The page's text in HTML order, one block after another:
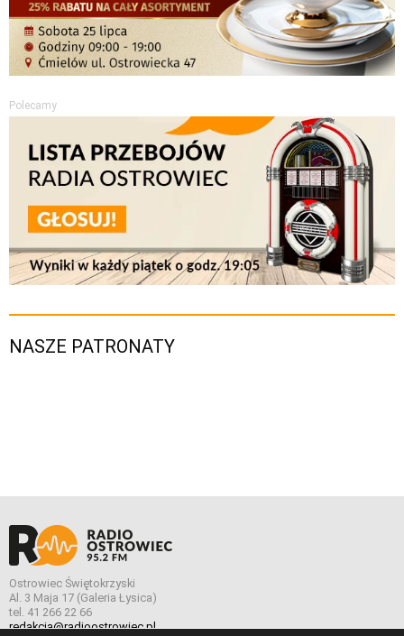
Polecamy
NASZE PATRONATY
Ostrowiec Świętokrzyski
Al. 3 Maja 17 (Galeria Łysica)
tel. 41 266 22 66
redakcja@radioostrowiec.pl